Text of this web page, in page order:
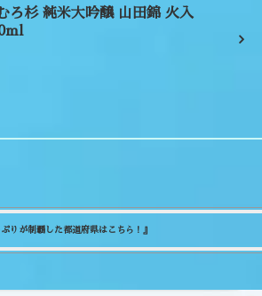
ろ杉 純米大吟醸 山田錦 火入
ぷりが制覇した都道府県はこちら！』